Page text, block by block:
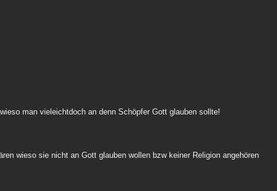
man vieleichtdoch an denn Schöpfer Gott glauben sollte!
wieso sie nicht an Gott glauben wollen bzw keiner Religion angehören